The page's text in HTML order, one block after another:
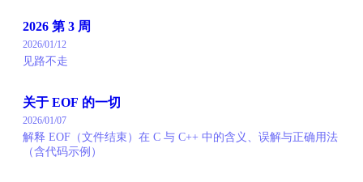
2026 第 3 周
2026/01/12
见路不走
关于 EOF 的一切
2026/01/07
解释 EOF（文件结束）在 C 与 C++ 中的含义、误解与正确用法
（含代码示例）